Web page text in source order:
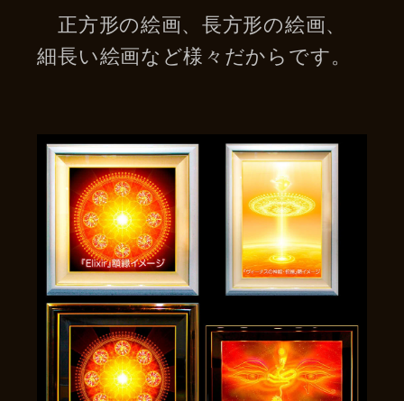
正方形の絵画、長方形の絵画、
細長い絵画など様々だからです。